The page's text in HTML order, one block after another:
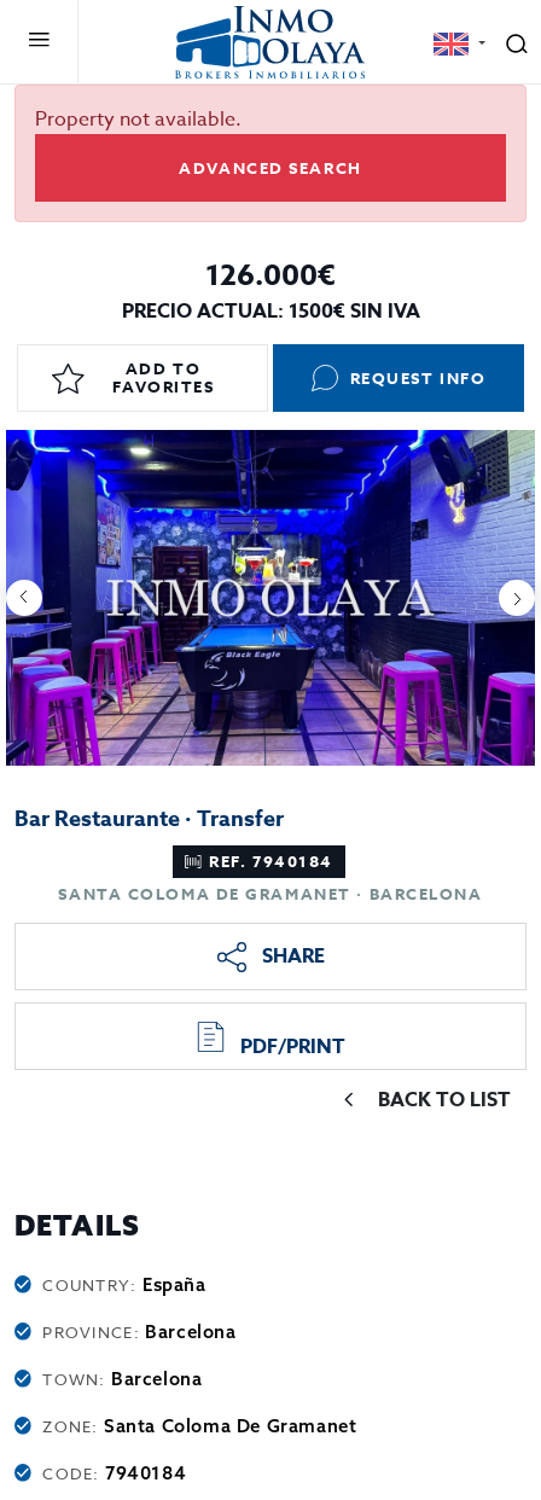
Property not available.
ADVANCED SEARCH
126.000€
PRECIO ACTUAL: 1500€ SIN IVA
ADD TO
FAVORITES
REQUEST INFO
Bar Restaurante · Transfer
REF. 7940184
SANTA COLOMA DE GRAMANET · BARCELONA
SHARE
PDF/PRINT
BACK TO LIST
DETAILS
COUNTRY: España
PROVINCE: Barcelona
TOWN: Barcelona
ZONE:Santa Coloma De Gramanet
CODE:7940184